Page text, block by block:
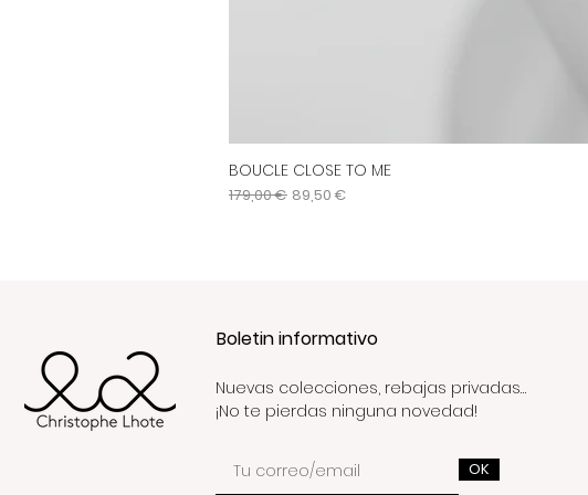
BOUCLE CLOSE TO ME
Precio
179,00 € Precio de oferta
89,50 €
Boletin informativo
Nuevas colecciones, rebajas privadas…
¡No te pierdas ninguna novedad!
OK